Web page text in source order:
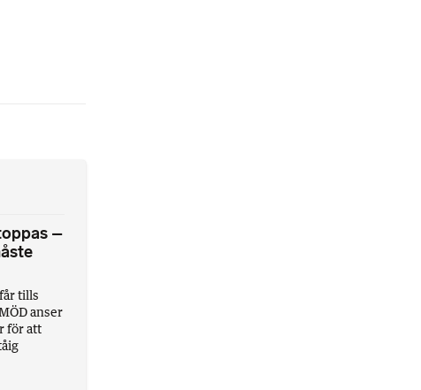
–
tills
anser
för att